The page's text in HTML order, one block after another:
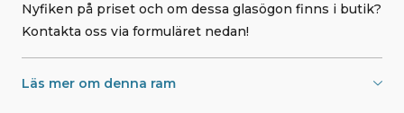
Nyfiken på priset och om dessa glasögon finns i butik?
Kontakta oss via formuläret nedan!
Läs mer om denna ram